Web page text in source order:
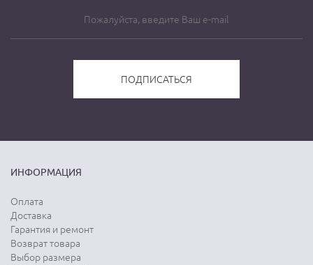
ИНФОРМАЦИЯ
Оплата
Доставка
Гарантия и ремонт
Возврат товара
Выбор размера